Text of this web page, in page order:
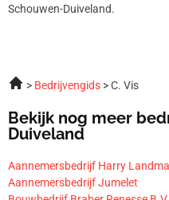
Schouwen-Duiveland.
Bedrijvengids C. Vis
Bekijk nog meer
Duiveland
Aannemersbedrijf Harry
Aannemersbedrijf Jumelet